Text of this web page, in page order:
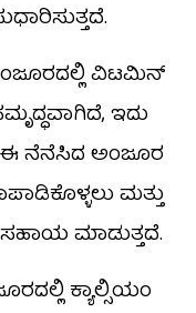
ವಿಟಮಿನ್
ಇದು
ಈ ನೆನೆಸಿದ ಅಂಜೂರ
ಮತ್ತು
ಮಾಡುತ್ತದೆ.
ಕ್ಯಾಲ್ಸಿಯಂ